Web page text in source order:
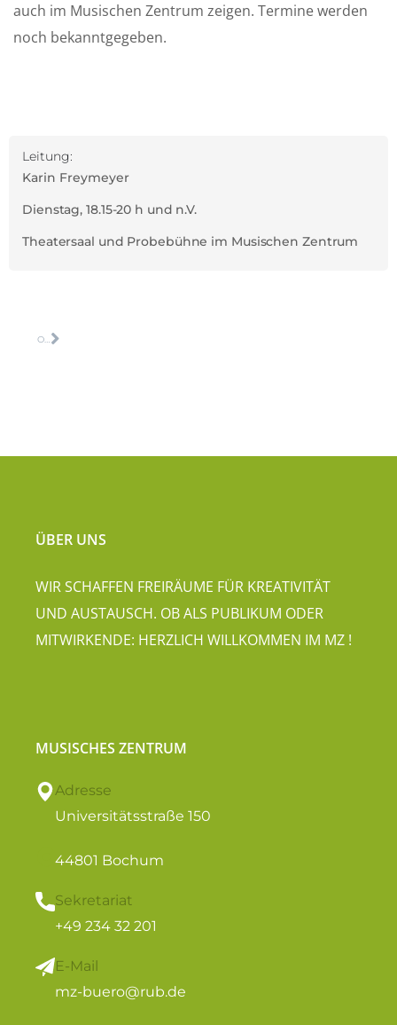
auch im Musischen Zentrum zeigen. Termine werden
noch bekanntgegeben.
Leitung:
Karin Freymeyer
Dienstag, 18.15-20 h und n.V.
Theatersaal und Probebühne im Musischen Zentrum
ODYSEE
ÜBER UNS
WIR SCHAFFEN FREIRÄUME FÜR KREATIVITÄT
UND AUSTAUSCH. OB ALS PUBLIKUM ODER
MITWIRKENDE: HERZLICH WILLKOMMEN IM MZ !
MUSISCHES ZENTRUM
Adresse
Universitätsstraße 150
44801 Bochum
Sekretariat
+49 234 32 201
E-Mail
mz-buero@rub.de